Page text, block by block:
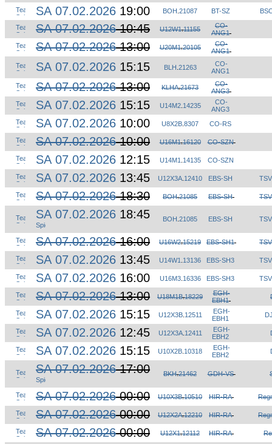
SA 07.02.2026 19:00 BOH 21087 BT-SZ
SA 07.02.202610:45 U12W1.11155
CO-
ANG1
SA 07.02.202613:00 U20M1.20105
CO-
ANG1
SA 07.02.2026 15:15 BLH 21263
CO-
ANG1
SA 07.02.202613:00 KLHA.21673
CO-
ANG3
SA 07.02.2026 15:15 U14M2. 14235
CO-
ANG3
SA 07.02.2026 10:00 U8X2B 8307 CO-RS
SA 07.02.202610:00 U16M1.16120 CO-SZN
SA 07.02.2026 12:15 U14M1 14135 CO-SZN
SA 07.02.2026 13:45 U12X3A 12410 EBS-SH
SA 07.02.202618:30 BOH.21085 EBS-SH
SA 07.02.2026 18:45 BOH 21085 EBS-SH
SA 07.02.202616:00 U16W2.15219 EBS-SH1
SA 07.02.2026 13:45 U14W1 13136 EBS-SH3
SA 07.02.2026 16:00 U16M3. 16336 EBS-SH3
SA 07.02.202613:00 U18M1B.18229
EGH-
EBH1
SA 07.02.2026 15:15 U12X3B. 12511
EGH-
EBH1
SA 07.02.2026 12:45 U12X3A. 12411
EGH-
EBH2
SA 07.02.2026 15:15 U10X2B 10318
EGH-
EBH2
SA 07.02.202617:00 BKH.21462 GDH-VS
SA 07.02.202600:00 U10X3B.10510 HIR-RA
SA 07.02.202600:00 U12X2A.12210 HIR-RA
SA 07.02.202600:00 U12X1.12112 HIR-RA